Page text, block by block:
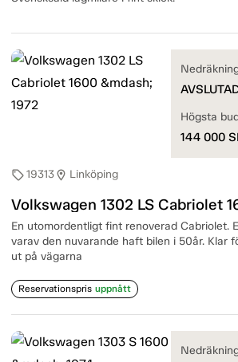
sell19313location_on Linköping
Volkswagen 1302 LS Cabriolet
En utomordentligt fint renoverad Cabriolet.
varav den nuvarande haft bilen i 50år. Klar
ut på vägarna
Reservationspris uppnått
Högsta
144 000